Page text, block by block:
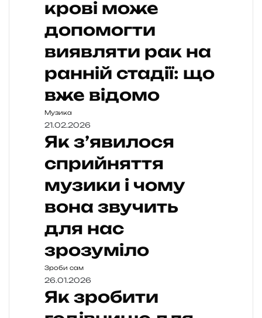
крові може
допомогти
виявляти рак на
ранній стадії: що
вже відомо
Музика
21.02.2026
Як з’явилося
сприйняття
музики і чому
вона звучить
для нас
зрозуміло
Зроби сам
26.01.2026
Як зробити